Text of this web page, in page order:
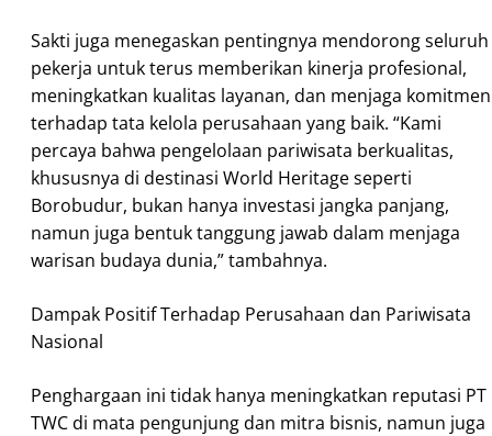
Sakti juga menegaskan pentingnya mendorong seluruh
pekerja untuk terus memberikan kinerja profesional,
meningkatkan kualitas layanan, dan menjaga komitmen
terhadap tata kelola perusahaan yang baik. “Kami
percaya bahwa pengelolaan pariwisata berkualitas,
khususnya di destinasi World Heritage seperti
Borobudur, bukan hanya investasi jangka panjang,
namun juga bentuk tanggung jawab dalam menjaga
warisan budaya dunia,” tambahnya.
Dampak Positif Terhadap Perusahaan dan Pariwisata
Nasional
Penghargaan ini tidak hanya meningkatkan reputasi PT
TWC di mata pengunjung dan mitra bisnis, namun juga